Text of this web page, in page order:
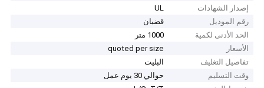
إصدار الشهادات
UL
رقم الموديل
قضبان
الحد الأدنى لكمية
1000 متر
الأسعار
quoted per size
تفاصيل التغليف
البليت
وقت التسليم
حوالي 30 يوم عمل